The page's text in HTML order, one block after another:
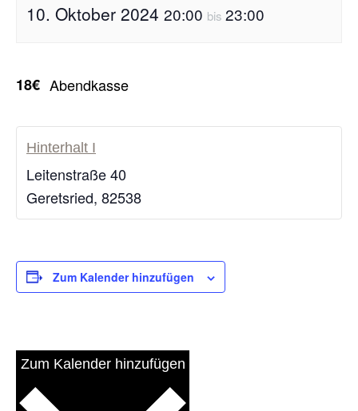
10. Oktober 2024 20:00 bis 23:00
18€ Abendkasse
Hinterhalt I
Leitenstraße 40
Geretsried, 82538
Zum Kalender hinzufügen